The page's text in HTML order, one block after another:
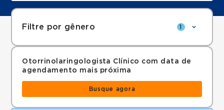
Filtre por gênero 1
Otorrinolaringologista Clínico com data de
agendamento mais próxima
Busque agora